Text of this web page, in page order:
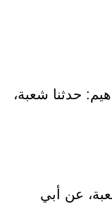
حدثنا شعبة،
عن أبي